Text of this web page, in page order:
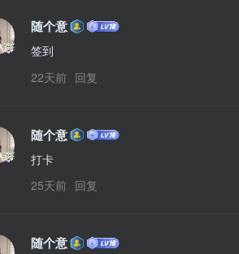
随个意
签到
22天前 回复
随个意
打卡
25天前 回复
随个意